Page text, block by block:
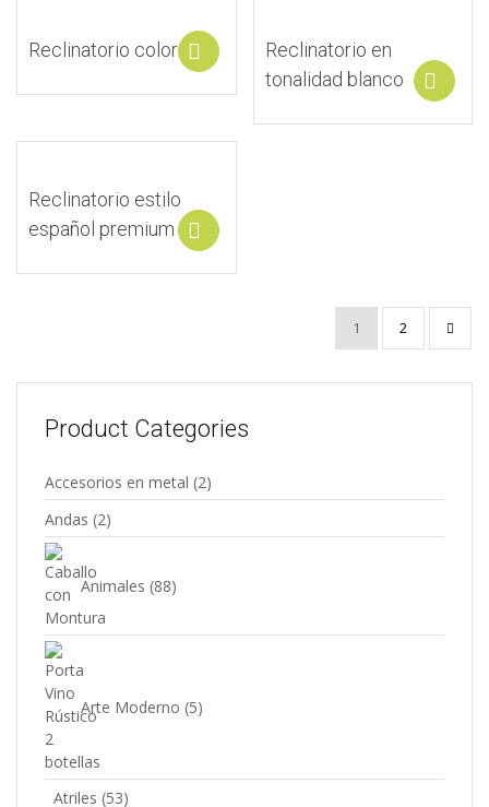
Reclinatorio color gris Select options
Reclinatorio en
tonalidad blanco
Reclinatorio estilo
español premium
1 2
Product Categories
Accesorios en metal (2)
Andas (2)
Animales (88)
Arte Moderno (5)
Atriles (53)